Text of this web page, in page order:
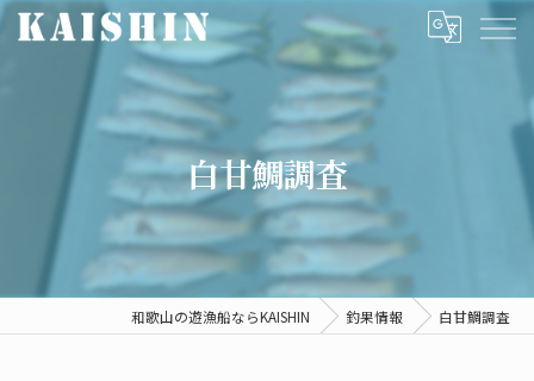
白甘鯛調査
和歌山の遊漁船ならKAISHIN 釣果情報 白甘鯛調査